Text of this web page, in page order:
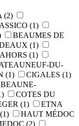
(2)
(1)
BEAUMES DE
(1)
(1)
DU-
(1) CIGALES (1)
COTES DU
(1)
ETNA
(1)
HAUT MÉDOC
(2)